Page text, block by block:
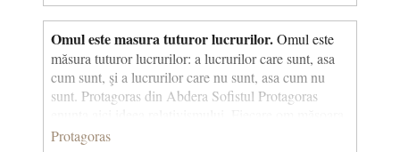
Omul este masura tuturor lucrurilor.Omul este
măsura tuturor lucrurilor: a lucrurilor care sunt, asa
cum sunt, şi a lucrurilor care nu sunt, asa cum nu
sunt. Protagoras din Abdera Sofistul Protagoras
realitatea dupa propriul sau etalon (sau dupa propria
Protagoras